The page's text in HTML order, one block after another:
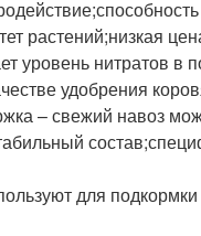
растений;низкая
уровень нитратов в
удобрения
– свежий навоз
для